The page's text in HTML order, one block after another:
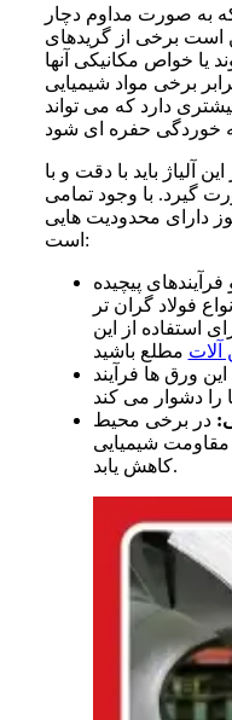
به صورت مداوم دچار
است برخی از گریدهای
یا خواص مکانیکی آنها
برخی مواد شیمیایی
دارد که می تواند
آلیاژ باید با دقت و با
گیرد. با وجود تمامی
دارای محدودیت هایی
است:
پیچیده
فولاد گران تر
استفاده از این
ورق ها فرآیند
در برخی محیط
شیمیایی
کاهش یابد.